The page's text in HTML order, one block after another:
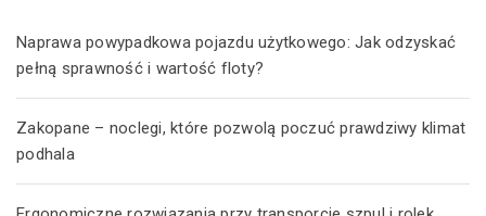
Naprawa powypadkowa pojazdu użytkowego: Jak odzyskać
pełną sprawność i wartość floty?
Zakopane – noclegi, które pozwolą poczuć prawdziwy klimat
podhala